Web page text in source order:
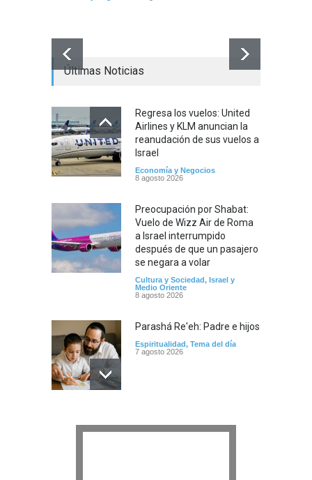
Últimas Noticias
Regresa los vuelos: United
Airlines y KLM anuncian la
reanudación de sus vuelos a
Israel
Economía y Negocios
8 agosto 2026
Preocupación por Shabat:
Vuelo de Wizz Air de Roma
a Israel interrumpido
después de que un pasajero
se negara a volar
Cultura y Sociedad, Israel y
Medio Oriente
8 agosto 2026
Parashá Re'eh: Padre e hijos
Espiritualidad, Tema del día
7 agosto 2026
funcionarios arremeten